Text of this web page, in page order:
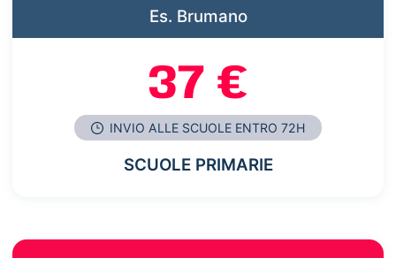
Es. Brumano
37 €
INVIO ALLE SCUOLE ENTRO 72H
SCUOLE PRIMARIE